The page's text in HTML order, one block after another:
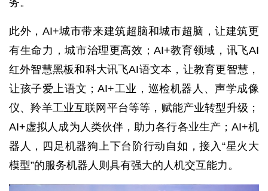
度
学
云
计
算
未
来
医
登录 注册
此外，AI+城市带来建筑超脑和城市超脑，让建筑更
有生命力，城市治理更高效；AI+教育领域，讯飞AI
红外智慧黑板和科大讯飞AI语文本，让教育更智慧，
让孩子爱上语文；AI+工业，巡检机器人、声学成像
仪、羚羊工业互联网平台等等，赋能产业转型升级；
AI+虚拟人成为人类伙伴，助力各行各业生产；AI+机
器人，四足机器狗上下台阶行动自如，接入“星火大
模型”的服务机器人则具有强大的人机交互能力。